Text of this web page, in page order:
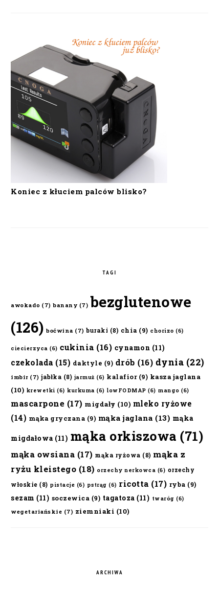
Koniec z kłuciem palców blisko?
TAGI
awokado (7) banany (7) bezglutenowe
(126) boćwina (7) buraki (8) chia (9) chorizo (6)
ciecierzyca (6) cukinia (16) cynamon (11)
czekolada (15) daktyle (9) drób (16) dynia (22)
imbir (7) jabłka (8) jarmuż (6) kalafior(9) kasza jaglana
(10) krewetki (6) kurkuma (6) lowFODMAP (6) mango (6)
mascarpone (17) migdały (10) mleko ryżowe
(14) mąka gryczana (9) mąka jaglana (13) mąka
migdałowa (11) mąka orkiszowa (71)
mąka owsiana (17) mąka ryżowa (8) mąka z
ryżu kleistego (18) orzechy nerkowca (6) orzechy
włoskie (8) pistacje (6) pstrąg (6) ricotta (17) ryba (9)
sezam (11) soczewica (9) tagatoza (11) twaróg (6)
wegetariańskie (7) ziemniaki (10)
ARCHIWA